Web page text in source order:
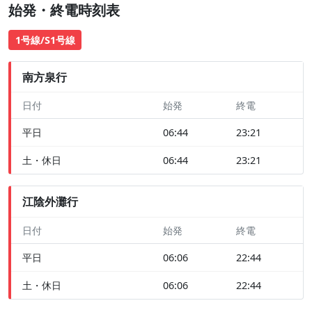
始発・終電時刻表
1号線/S1号線
南方泉行
日付 始発 終電
平日 06:44 23:21
土・休日 06:44 23:21
江陰外灘行
日付 始発 終電
平日 06:06 22:44
土・休日 06:06 22:44